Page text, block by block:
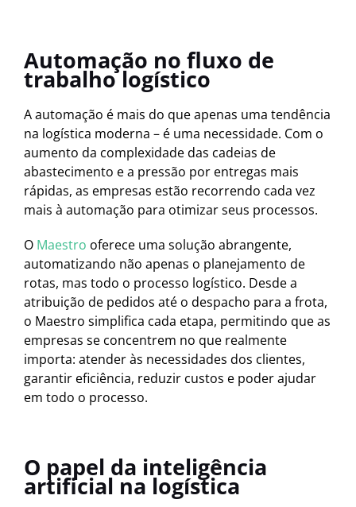
Automação no fluxo de
trabalho logístico
A automação é mais do que apenas uma tendência
na logística moderna – é uma necessidade. Com o
aumento da complexidade das cadeias de
abastecimento e a pressão por entregas mais
rápidas, as empresas estão recorrendo cada vez
mais à automação para otimizar seus processos.
O Maestro oferece uma solução abrangente,
automatizando não apenas o planejamento de
rotas, mas todo o processo logístico. Desde a
atribuição de pedidos até o despacho para a frota,
o Maestro simplifica cada etapa, permitindo que as
empresas se concentrem no que realmente
importa: atender às necessidades dos clientes,
garantir eficiência, reduzir custos e poder ajudar
em todo o processo.
O papel da inteligência
artificial na logística